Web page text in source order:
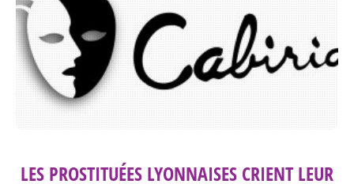
LES PROSTITUÉES LYONNAISES CRIENT LEUR